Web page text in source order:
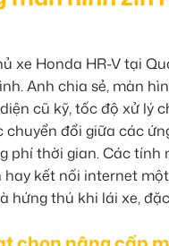
xe Honda HR-V tại
Anh chia sẻ, màn
cũ kỹ, tốc độ xử lý
chuyển đổi giữa các
phí thời gian. Các
hay kết nối internet
hứng thú khi lái xe,